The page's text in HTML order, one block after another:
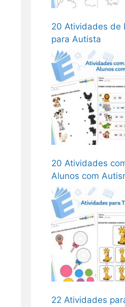
20 Atividades de
para Autista
20 Atividades
Alunos com
22 Atividades